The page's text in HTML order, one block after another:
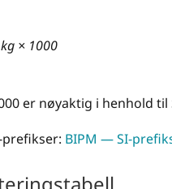
× 1000
er nøyaktig i henhold til
prefikser: BIPM — SI-